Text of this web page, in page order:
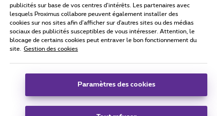
Tous droits réservés. © 2026 Proximus
Conditions générales, info consommateur
Coordonnées de l’entreprise
Boulevard du Roi Albert II 27 - B-1030 Bruxelles.
publicités sur base de vos centres d’intérêts. Les partenaires avec
lesquels Proximus collabore peuvent également installer des
cookies sur nos sites afin d’afficher sur d'autres sites ou des médias
sociaux des publicités susceptibles de vous intéresser. Attention, le
blocage de certains cookies peut entraver le bon fonctionnement du
site.
Gestion des cookies
Paramètres des cookies